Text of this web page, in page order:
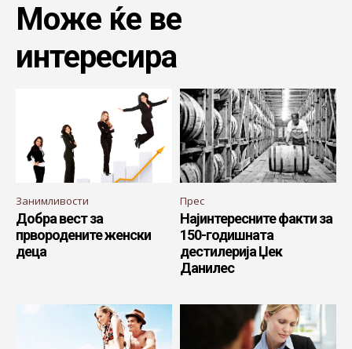
Може ќе ве
интересира
Занимливости
Добра вест за
првородените женски
деца
Прес
Најинтересните факти за
150-годишната
дестилерија Џек
Данилес